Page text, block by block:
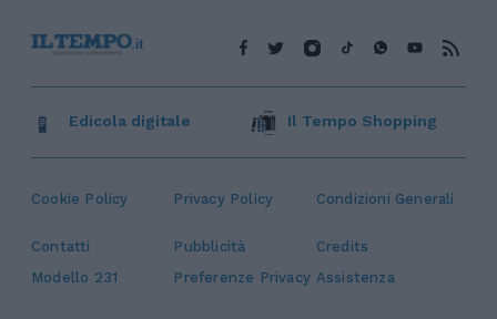
Cookie Policy Privacy Policy Condizioni Generali
Contatti Pubblicità
Credits
Modello 231
Preferenze Privacy Assistenza
Edicola digitale Il Tempo Shopping